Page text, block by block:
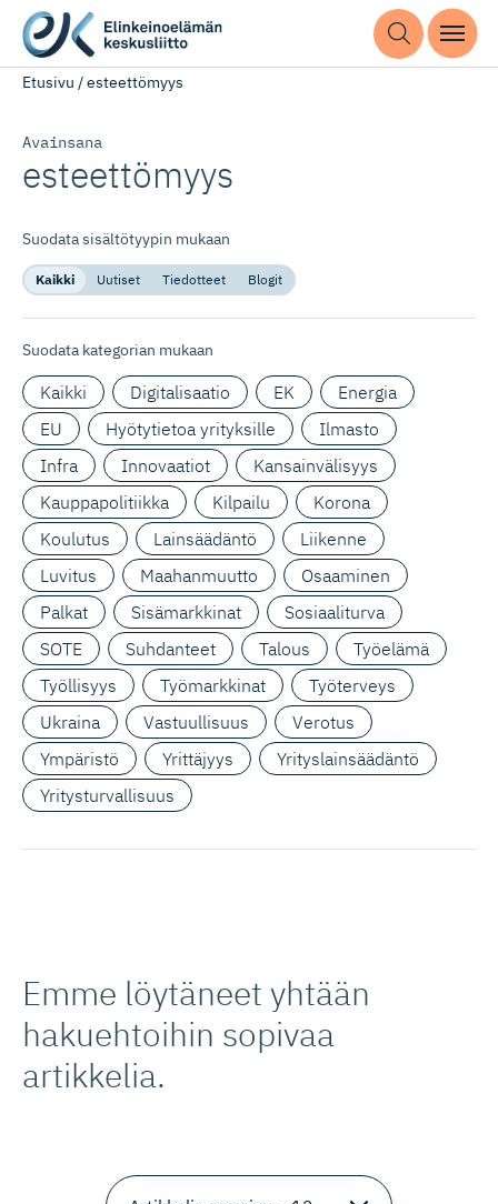
Etusivu /esteettömyys
Avainsana
esteettömyys
Suodata sisältötyypin mukaan
Kaikki Uutiset Tiedotteet Blogit
Suodata kategorian mukaan
Kaikki Digitalisaatio EK
Energia
EU
Hyötytietoa yrityksille
Ilmasto
Infra
Innovaatiot
Kansainvälisyys
Kauppapolitiikka
Kilpailu
Korona
Koulutus
Lainsäädäntö
Liikenne
Luvitus
Maahanmuutto
Osaaminen
Palkat
Sisämarkkinat
Sosiaaliturva
SOTE
Suhdanteet Talous
Työelämä
Työllisyys
Työmarkkinat
Työterveys
Ukraina
Vastuullisuus
Verotus
Ympäristö
Yrittäjyys
Yrityslainsäädäntö
Yritysturvallisuus
Emme löytäneet yhtään
hakuehtoihin sopivaa
artikkelia.